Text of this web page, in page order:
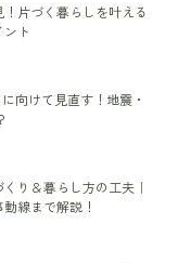
！片づく暮らしを叶える
ト
に向けて見直す！地震・
り＆暮らし方の工夫｜
線まで解説！